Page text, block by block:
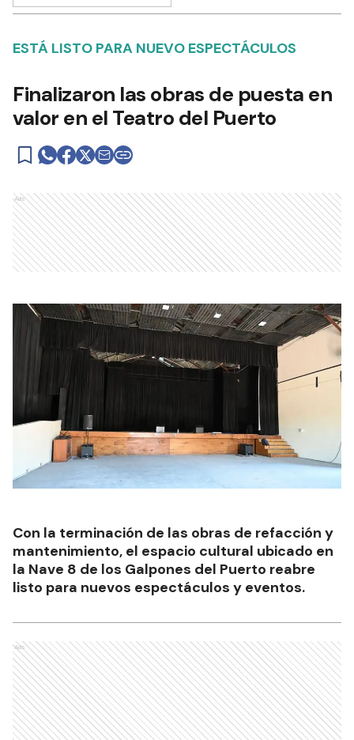
ESTÁ LISTO PARA NUEVO ESPECTÁCULOS
Finalizaron las obras de puesta en
valor en el Teatro del Puerto
Ads
Con la terminación de las obras de refacción y
mantenimiento, el espacio cultural ubicado en
la Nave 8 de los Galpones del Puerto reabre
listo para nuevos espectáculos y eventos.
Ads